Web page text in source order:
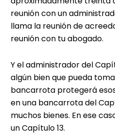
reunión con un
llama la reunión de
reunión con tu abogado.
Y el administrador del
algún bien que pueda
bancarrota protegerá
en una bancarrota del
muchos bienes. En ese
un Capítulo 13.